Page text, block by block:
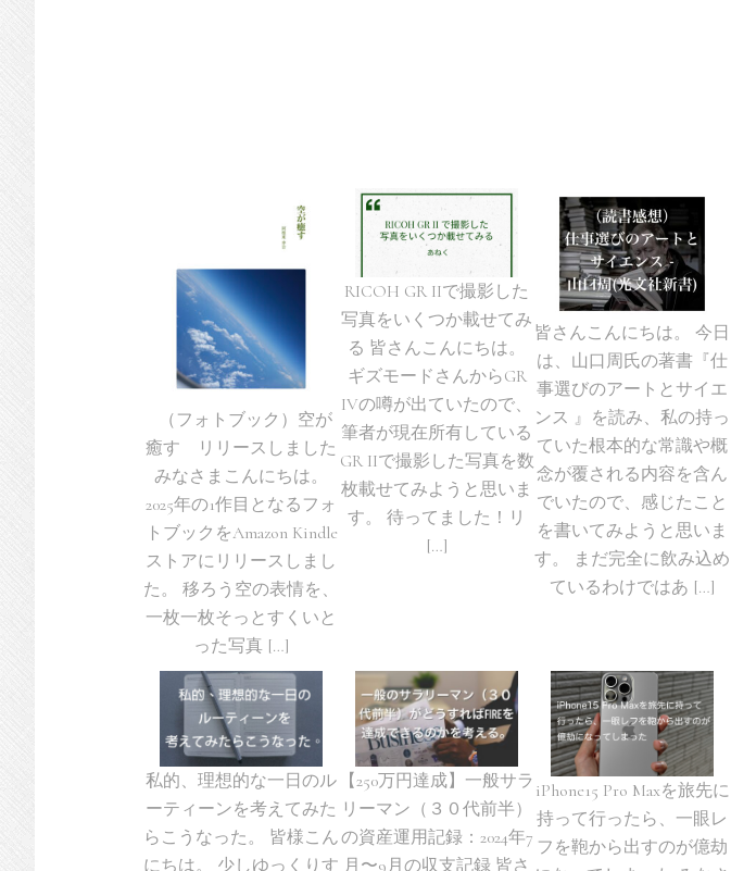
（フォトブック）空が
癒す リリースしました
みなさまこんにちは。
2025年の1作目となるフォ
トブックをAmazon Kindle
ストアにリリースしまし
た。 移ろう空の表情を、
一枚一枚そっとすくいと
った写真 […]
RICOH GR IIで撮影した
写真をいくつか載せてみ
る 皆さんこんにちは。
ギズモードさんからGR
IVの噂が出ていたので、
筆者が現在所有している
GR IIで撮影した写真を数
枚載せてみようと思いま
す。 待ってました！リ
[…]
皆さんこんにちは。 今日
は、山口周氏の著書『仕
事選びのアートとサイエ
ンス 』を読み、私の持っ
ていた根本的な常識や概
念が覆される内容を含ん
でいたので、感じたこと
を書いてみようと思いま
す。 まだ完全に飲み込め
ているわけではあ […]
私的、理想的な一日のル
ーティーンを考えてみた
らこうなった。 皆様こん
にちは。 少しゆっくりす
【250万円達成】一般サラ
リーマン（３０代前半）
の資産運用記録：2024年7
月〜9月の収支記録 皆さ
iPhone15 Pro Maxを旅先に
持って行ったら、一眼レ
フを鞄から出すのが億劫